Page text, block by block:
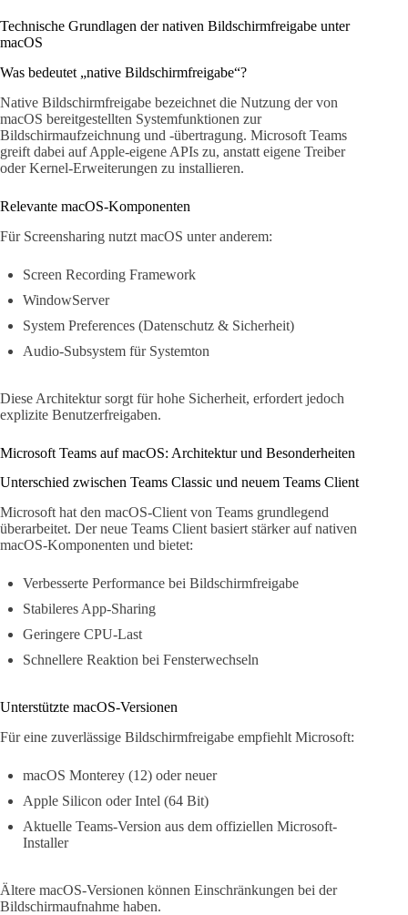
Technische Grundlagen der nativen Bildschirmfreigabe unter
macOS
Was bedeutet „native Bildschirmfreigabe“?
Native Bildschirmfreigabe bezeichnet die Nutzung der von
macOS bereitgestellten Systemfunktionen zur
Bildschirmaufzeichnung und -übertragung. Microsoft Teams
greift dabei auf Apple-eigene APIs zu, anstatt eigene Treiber
oder Kernel-Erweiterungen zu installieren.
Relevante macOS-Komponenten
Für Screensharing nutzt macOS unter anderem:
Screen Recording Framework
WindowServer
System Preferences (Datenschutz & Sicherheit)
Audio-Subsystem für Systemton
Diese Architektur sorgt für hohe Sicherheit, erfordert jedoch
explizite Benutzerfreigaben.
Microsoft Teams auf macOS: Architektur und Besonderheiten
Unterschied zwischen Teams Classic und neuem Teams Client
Microsoft hat den macOS-Client von Teams grundlegend
überarbeitet. Der neue Teams Client basiert stärker auf nativen
macOS-Komponenten und bietet:
Verbesserte Performance bei Bildschirmfreigabe
Stabileres App-Sharing
Geringere CPU-Last
Schnellere Reaktion bei Fensterwechseln
Unterstützte macOS-Versionen
Für eine zuverlässige Bildschirmfreigabe empfiehlt Microsoft:
macOS Monterey (12) oder neuer
Apple Silicon oder Intel (64 Bit)
Aktuelle Teams-Version aus dem offiziellen Microsoft-
Installer
Ältere macOS-Versionen können Einschränkungen bei der
Bildschirmaufnahme haben.